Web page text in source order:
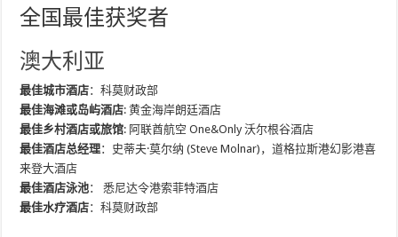
全国最佳获奖者
澳大利亚
最佳城市酒店：科莫财政部
最佳海滩或岛屿酒店: 黄金海岸朗廷酒店
最佳乡村酒店或旅馆: 阿联酋航空 One&Only 沃尔根谷酒店
最佳酒店总经理：史蒂夫·莫尔纳 (Steve Molnar)，道格拉斯港幻影港喜
来登大酒店
最佳酒店泳池： 悉尼达令港索菲特酒店
最佳水疗酒店：科莫财政部